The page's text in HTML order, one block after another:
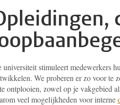
universiteit stimuleert medewerkers
We proberen er zo voor te
ontplooien, zowel op je vakgebied
veel mogelijkheden voor interne